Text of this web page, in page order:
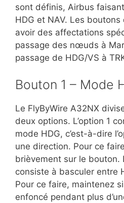
sont définis, Airbus
HDG et NAV. Les
avoir des affectations
passage des nœuds à
passage de HDG/VS à
Bouton 1 – Mode
Le FlyByWire A32NX
deux options. L’option 1
mode HDG, c’est-à-dire
une direction. Pour ce
brièvement sur le bouton.
consiste à basculer entre
Pour ce faire, maintenez
enfoncé pendant plus